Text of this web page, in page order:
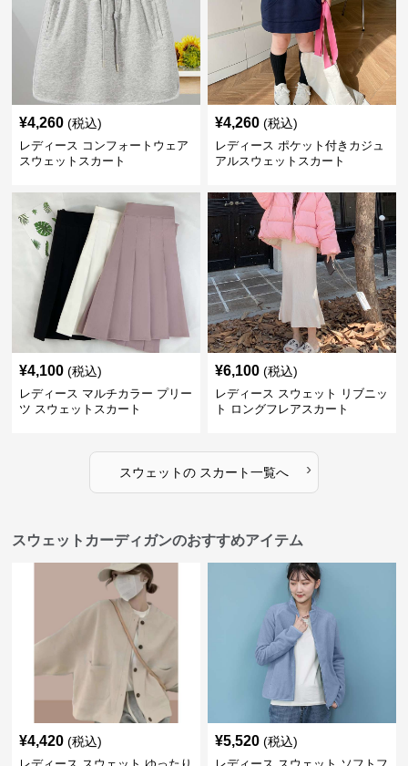
¥4,260 (税込)
レディース コンフォートウェア
スウェットスカート
¥4,260 (税込)
レディース ポケット付きカジュ
アルスウェットスカート
¥4,100 (税込)
レディース マルチカラー プリー
ツ スウェットスカート
¥6,100 (税込)
レディース スウェット リブニッ
ト ロングフレアスカート
スウェットのスカート一覧へ ›
スウェットカーディガンのおすすめアイテム
¥4,420 (税込) ¥5,520 (税込)